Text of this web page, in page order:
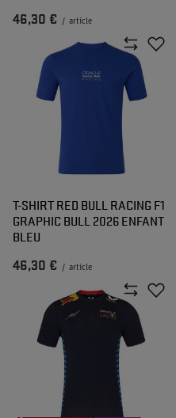
46,30 € / article
T-SHIRT RED BULL RACING F1
GRAPHIC BULL 2026 ENFANT
BLEU
46,30 € / article